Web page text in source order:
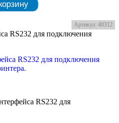
Артикул: 40312
RS232 для подключения
RS232 для